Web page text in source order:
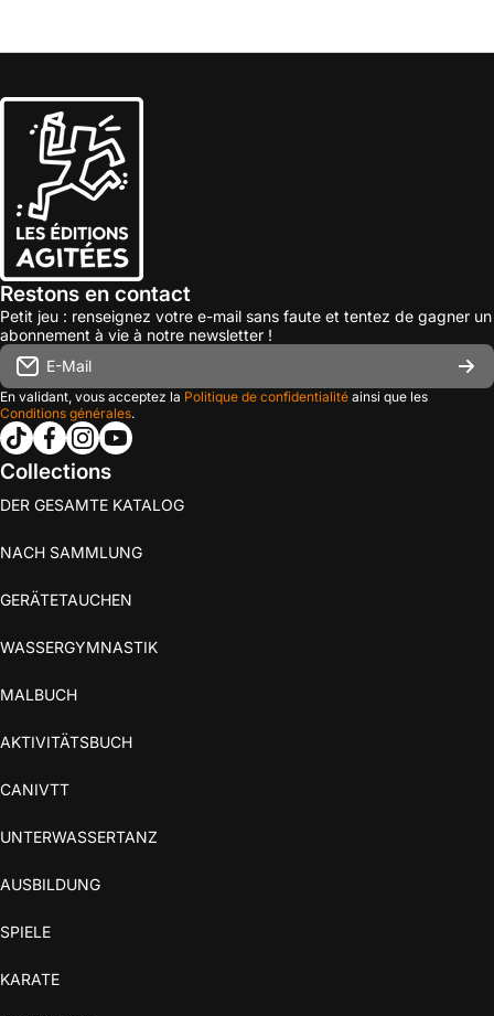
Restons en contact
Petit jeu : renseignez votre e-mail sans faute et tentez de gagner un
abonnement à vie à notre newsletter !
E-Mail
En validant, vous acceptez la Politique de confidentialité ainsi que les
Conditions générales.
tiktokcom/@les_editions_agitees
facebookcom/leseditionsagitees/
instagramcom/les_editions_agitees/
youtubecom/@leseditionsagitees
Collections
DER GESAMTE KATALOG
NACH SAMMLUNG
GERÄTETAUCHEN
WASSERGYMNASTIK
MALBUCH
AKTIVITÄTSBUCH
CANIVTT
UNTERWASSERTANZ
AUSBILDUNG
SPIELE
KARATE